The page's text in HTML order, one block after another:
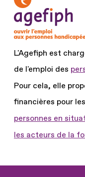
L'Agefiph est
de l'emploi des
Pour cela, elle
financières pour les
personnes en
les acteurs de la